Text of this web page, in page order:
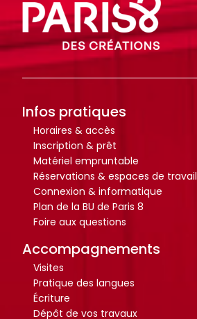
Infos pratiques
Horaires & accès
Inscription & prêt
Matériel empruntable
Réservations & espaces de travail
Connexion & informatique
Plan de la BU de Paris 8
Foire aux questions
Accompagnements
Visites
Pratique des langues
Écriture
Dépôt de vos travaux